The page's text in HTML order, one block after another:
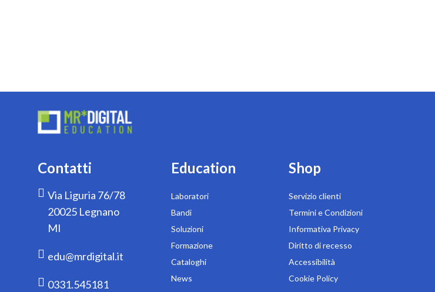
Contatti
Via Liguria 76/78
20025 Legnano
MI
edu@mrdigital.it
0331.545181
Education
Laboratori
Bandi
Soluzioni
Formazione
Cataloghi
News
Shop
Servizio clienti
Termini e Condizioni
Informativa Privacy
Diritto di recesso
Accessibilità
Cookie Policy